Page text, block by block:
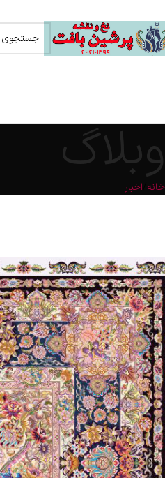
وبلاگ
خانه اخبار